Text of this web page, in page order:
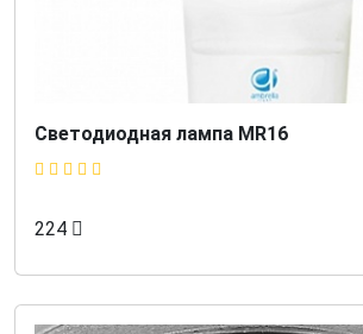
Светодиодная лампа MR16
224